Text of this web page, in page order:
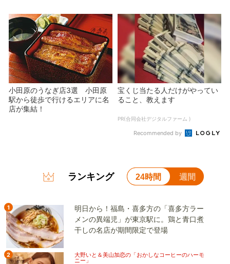
小田原のうなぎ店3選 小田原
駅から徒歩で行けるエリアに名
店が集結！
宝くじ当たる人だけがやってい
ること、教えます
PR(合同会社デジタルファーム )
Recommended by
ランキング 24時間 週間
1
明日から！福島・喜多方の「喜多方ラー
メンの異端児」が東京駅に。鶏と青口煮
干しの名店が期間限定で登場
2
大野いと＆美山加恋の「おかしなコーヒーのハーモ
ニー」